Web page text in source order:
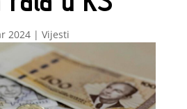
2024| Vijesti